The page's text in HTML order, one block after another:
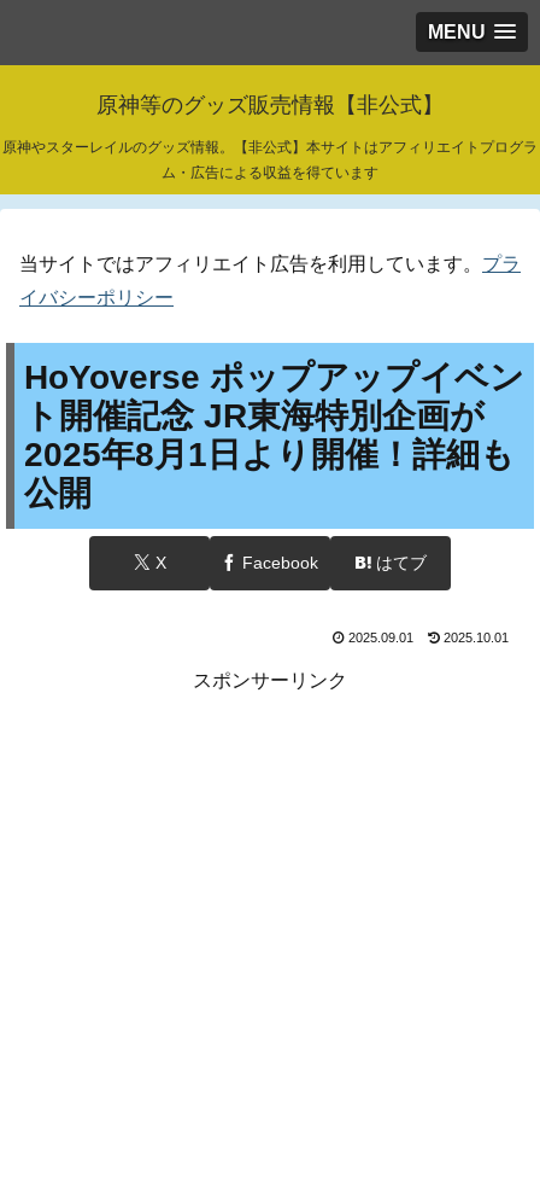
MENU
原神等のグッズ販売情報【非公式】
原神やスターレイルのグッズ情報。【非公式】本サイトはアフィリエイトプログラ
ム・広告による収益を得ています
当サイトではアフィリエイト広告を利用しています。 プラ
イバシーポリシー
HoYoverse ポップアップイベン
ト開催記念 JR東海特別企画が
2025年8月1日より開催！詳細も
公開
X Facebook はてブ
2025.09.01 2025.10.01
スポンサーリンク